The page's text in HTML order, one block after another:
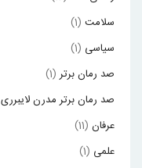
سلامت (1)
سیاسی (1)
صد رمان برتر (1)
صد رمان برتر مدرن لایبرری
عرفان (11)
علمی (1)